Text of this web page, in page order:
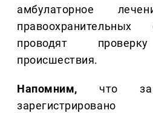
амбулаторное
проводят
происшествия.
Напомним, что за